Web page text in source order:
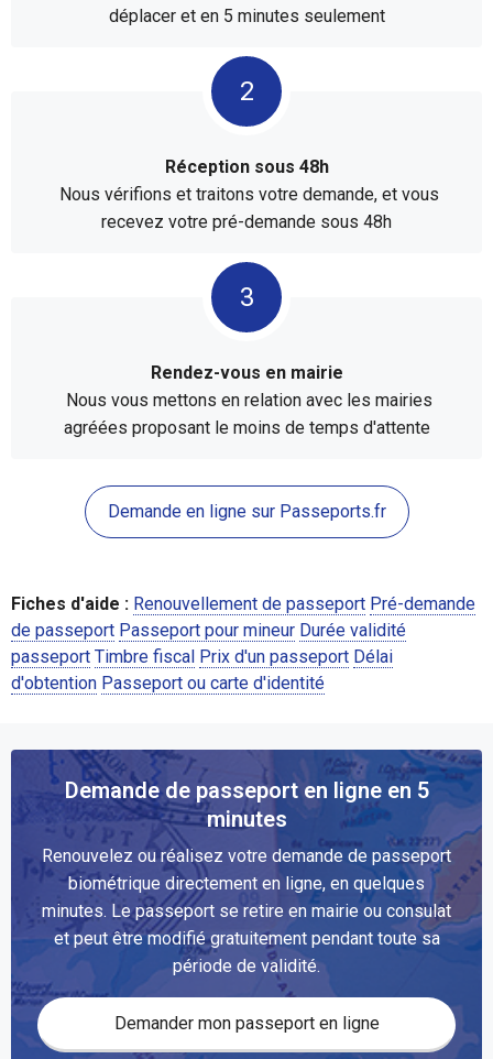
déplacer et en 5 minutes seulement
Réception sous 48h
Nous vérifions et traitons votre demande, et vous
recevez votre pré-demande sous 48h
Rendez-vous en mairie
Nous vous mettons en relation avec les mairies
agréées proposant le moins de temps d'attente
Demande en ligne sur Passeports.fr
Fiches d'aide : Renouvellement de passeport Pré-demande
de passeport Passeport pour mineur Durée validité
passeport Timbre fiscal Prix d'un passeport Délai
d'obtention Passeport ou carte d'identité
Demande de passeport en ligne en 5
minutes
Renouvelez ou réalisez votre demande de passeport
biométrique directement en ligne, en quelques
minutes. Le passeport se retire en mairie ou consulat
et peut être modifié gratuitement pendant toute sa
période de validité.
Demander mon passeport en ligne